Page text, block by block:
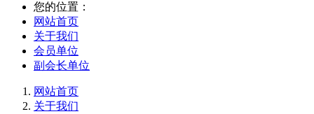
您的位置：
网站首页
关于我们
会员单位
副会长单位
网站首页
关于我们